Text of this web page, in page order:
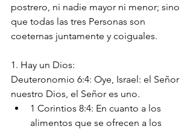
postrero, ni nadie mayor ni menor; sino
que todas las tres Personas son
coeternas juntamente y coiguales.
1. Hay un Dios:
Deuteronomio 6:4: Oye, Israel: el Señor
nuestro Dios, el Señor es uno.
1 Corintios 8:4: En cuanto a los
alimentos que se ofrecen a los